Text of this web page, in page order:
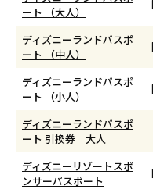
交通プリペイドカー
生活関連
図書カード・QUO
旅行券
年賀状
交通プリペイドカー
生活関連・お食事券
図書カード・QUO
旅行券
年賀状
ート （大人）
ディズニーランドパスポ
ート （中人）
ディズニーランドパスポ
ート （小人）
ディズニーランドパスポ
ート 引換券 大人
ディズニーリゾートスポ
ンサーパスポート